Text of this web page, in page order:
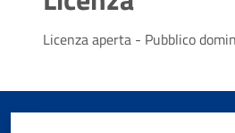
Licenza aperta - Pubblico